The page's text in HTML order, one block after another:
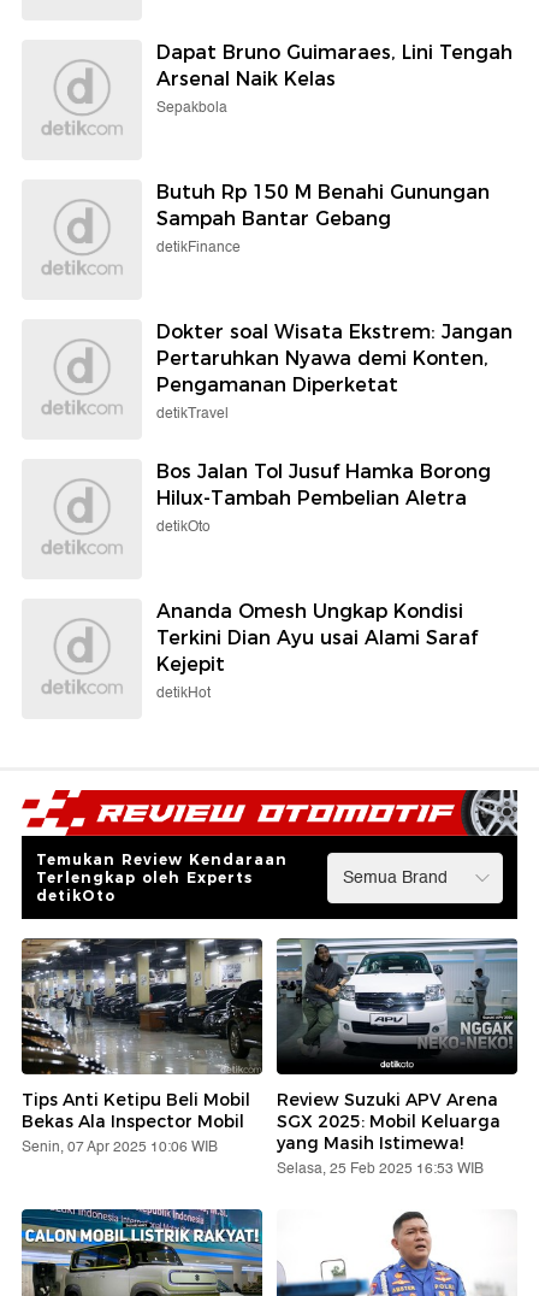
Dapat Bruno Guimaraes, Lini Tengah
Arsenal Naik Kelas
Sepakbola
Butuh Rp 150 M Benahi Gunungan
Sampah Bantar Gebang
detikFinance
Dokter soal Wisata Ekstrem: Jangan
Pertaruhkan Nyawa demi Konten,
Pengamanan Diperketat
detikTravel
Bos Jalan Tol Jusuf Hamka Borong
Hilux-Tambah Pembelian Aletra
detikOto
Ananda Omesh Ungkap Kondisi
Terkini Dian Ayu usai Alami Saraf
Kejepit
detikHot
Temukan Review Kendaraan
Terlengkap oleh Experts
detikOto
Tips Anti Ketipu Beli Mobil
Bekas Ala Inspector Mobil
Senin, 07 Apr 2025 10:06 WIB
Review Suzuki APV Arena
SGX 2025: Mobil Keluarga
yang Masih Istimewa!
Selasa, 25 Feb 2025 16:53 WIB